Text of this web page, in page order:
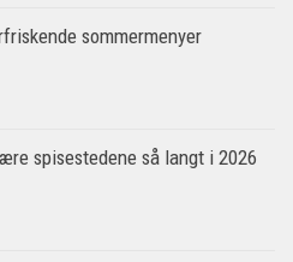
sommermenyer
spisestedene så langt i 2026